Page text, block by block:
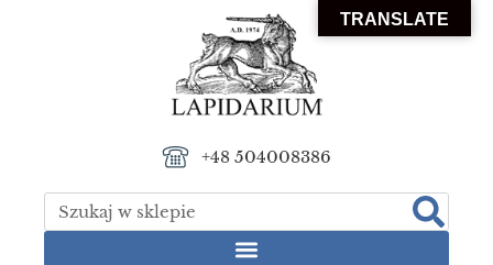
+48 504008386
TRANSLATE